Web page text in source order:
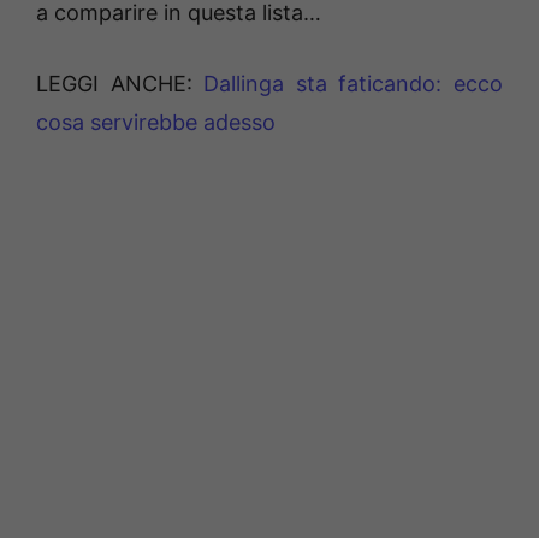
a comparire in questa lista…
LEGGI ANCHE: Dallinga sta faticando: ecco
cosa servirebbe adesso